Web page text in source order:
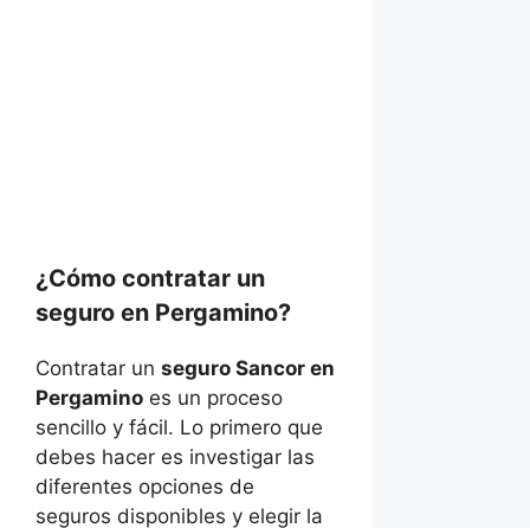
¿Cómo contratar un
seguro en Pergamino?
Contratar un seguro Sancor en
Pergamino es un proceso
sencillo y fácil. Lo primero que
debes hacer es investigar las
diferentes opciones de
seguros disponibles y elegir la